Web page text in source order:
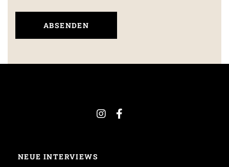
NEUE INTERVIEWS